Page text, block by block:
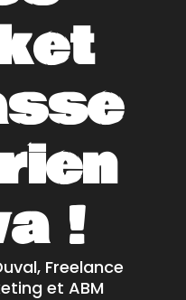
!
Freelance
et ABM